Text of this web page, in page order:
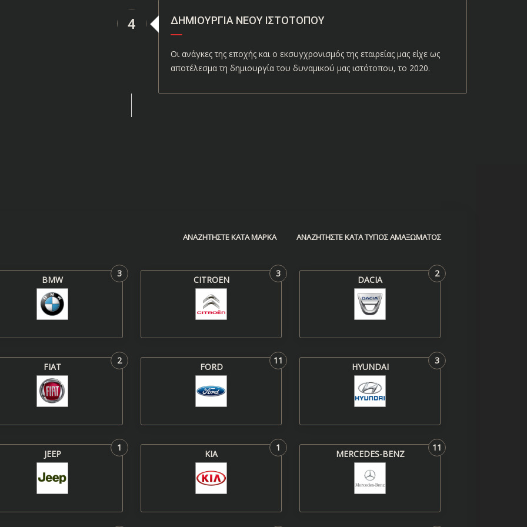
4 ΔΗΜΙΟΥΡΓΊΑ ΝΈΟΥ ΙΣΤΌΤΟΠΟΥ
Οι ανάγκες της εποχής και ο εκσυγχρονισμός της εταιρείας μας είχε ως
αποτέλεσμα τη δημιουργία του δυναμικού μας ιστότοπου, το 2020.
ΑΝΑΖΗΤΉΣΤΕ ΚΑΤΆ ΜΆΡΚΑ ΑΝΑΖΗΤΉΣΤΕ ΚΑΤΆ ΤΎΠΟΣ ΑΜΑΞΏΜΑΤΟΣ
BMW
3
CITROEN
3
DACIA
2
FIAT
2
FORD
11
HYUNDAI
3
JEEP
1
KIA
1
MERCEDES-BENZ
11